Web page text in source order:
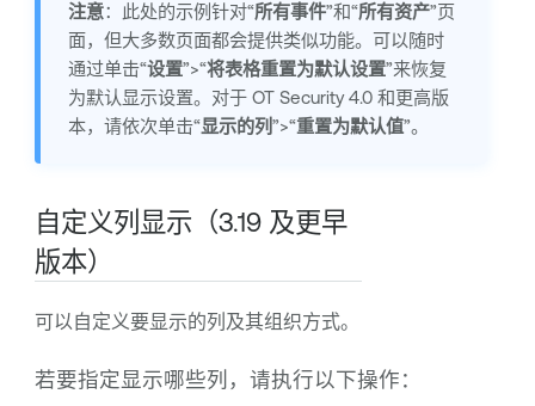
注意：此处的示例针对“所有事件”和“所有资产”页
面，但大多数页面都会提供类似功能。可以随时
通过单击“设置”>“将表格重置为默认设置”来恢复
为默认显示设置。 对于 OT Security4.0 和更高版
本，请依次单击“显示的列”>“重置为默认值”。
自定义列显示（3.19 及更早
版本）
可以自定义要显示的列及其组织方式。
若要指定显示哪些列，请执行以下操作：